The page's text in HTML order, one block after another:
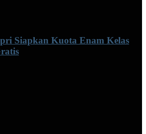
Siapkan Kuota Enam Kelas